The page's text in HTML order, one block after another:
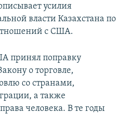
усилия
власти Казахстана по
с США.
принял поправку
о торговле,
со странами,
а также
человека. В те годы